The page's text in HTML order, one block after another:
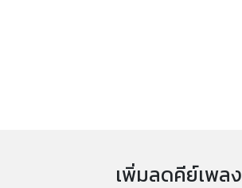
เพิ่มลดคีย์เพลง